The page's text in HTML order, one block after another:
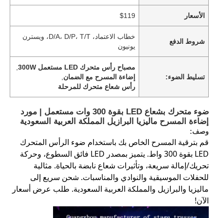
الأسعار $119
شروط الدفع
خطاب الاعتماد، D/A، D/P، T/T، ويسترن
يونيون
تسليط الضوء:
مصباح رأس متحرك LED مستعمل 300W
إضاءة المسرح مع الضمان
رأس شعاع متحرك للمرحلة
ضوء متحرك بشعاع LED بقوة 300 وات مستعمل | مورد
إضاءة المسرح ماليزيا البرازيل المملكة العربية السعودية
وصف:
قم بترقية المسرح الخاص بك باستخدام ضوء الرأس المتحرك
LED بقوة 300 واط. يتميز بمصدر LED فائق السطوع، وحركة
تحريك/إمالة سريعة، وتأثيرات شعاع نابضة بالحياة. مثالية
للحفلات الموسيقية والنوادي والمناسبات. شحن سريع إلى
ماليزيا والبرازيل والمملكة العربية السعودية. طلب عرض أسعار
الآن!